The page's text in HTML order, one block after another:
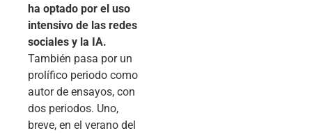
ha optado por el uso
intensivo de las redes
sociales y la IA.
También pasa por un
prolífico periodo como
autor de ensayos, con
dos periodos. Uno,
breve, en el verano del